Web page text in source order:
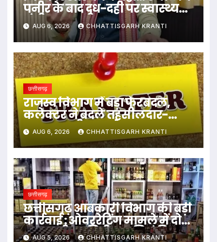
पनीर के बाद दूध-दही पर स्वास्थ्य
मंत्री का बड़ा बयान
AUG 6, 2026 CHHATTISGARH KRANTI
छत्तीसगढ़
राजस्व विभाग में बड़ा फेरबदल,
कलेक्टर ने बदले तहसीलदार-
नायब तहसीलदार के प्रभार
AUG 6, 2026 CHHATTISGARH KRANTI
छत्तीसगढ़
छत्तीसगढ़ आबकारी विभाग की बड़ी
कार्रवाई : ओवररेटिंग मामले में दो
आबकारी उप निरीक्षक निलंबित
AUG 5, 2026 CHHATTISGARH KRANTI